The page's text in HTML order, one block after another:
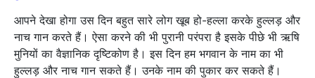
आपने देखा होगा उस दिन बहुत सारे लोग खूब हो-हल्ला करके हुल्लड़ और
नाच गान करते हैं। ऐसा करने की भी पुरानी परंपरा है इसके पीछे भी ऋषि
मुनियों का वैज्ञानिक दृष्टिकोण है। इस दिन हम भगवान के नाम का भी
हुल्लड़ और नाच गान सकते हैं। उनके नाम की पुकार कर सकते हैं।